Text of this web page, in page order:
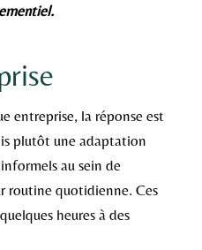
entreprise, la réponse est
plutôt une adaptation
au sein de
routine quotidienne. Ces
heures à des